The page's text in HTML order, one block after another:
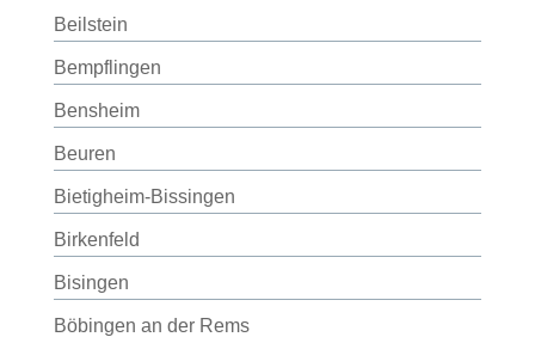
Beilstein
Bempflingen
Bensheim
Beuren
Bietigheim-Bissingen
Birkenfeld
Bisingen
Böbingen an der Rems